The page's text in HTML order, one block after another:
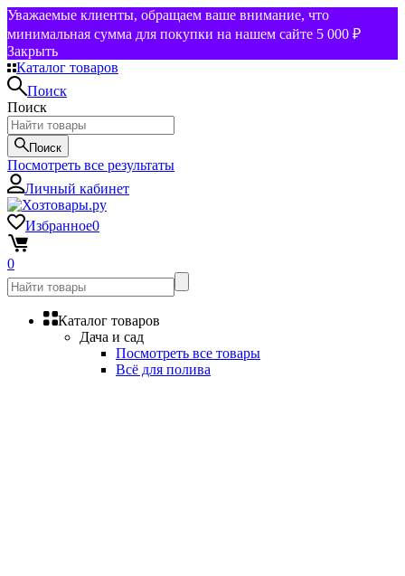
Уважаемые клиенты, обращаем ваше внимание, что
минимальная сумма для покупки на нашем сайте 5 000 ₽
Закрыть
Каталог товаров
Поиск
Поиск
Поиск
Посмотреть все результаты
Личный кабинет
Избранное0
0
Каталог товаров
Дача и сад
Посмотреть все товары
Всё для полива